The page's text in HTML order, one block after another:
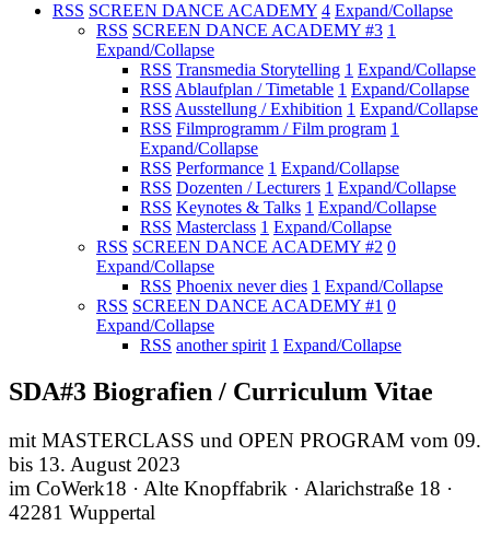
RSS SCREEN DANCE ACADEMY 4 Expand/Collapse
RSS SCREEN DANCE ACADEMY #3 1
Expand/Collapse
RSS Transmedia Storytelling 1 Expand/Collapse
RSS Ablaufplan / Timetable 1 Expand/Collapse
RSS Ausstellung / Exhibition 1 Expand/Collapse
RSS Filmprogramm / Film program 1
Expand/Collapse
RSS Performance 1 Expand/Collapse
RSS Dozenten / Lecturers 1 Expand/Collapse
RSS Keynotes & Talks 1 Expand/Collapse
RSS Masterclass 1 Expand/Collapse
RSS SCREEN DANCE ACADEMY #2 0
Expand/Collapse
RSS Phoenix never dies 1 Expand/Collapse
RSS SCREEN DANCE ACADEMY #1 0
Expand/Collapse
RSS another spirit 1 Expand/Collapse
SDA#3 Biografien / Curriculum Vitae
mit MASTERCLASS und OPEN PROGRAM vom 09.
bis 13. August 2023
im CoWerk18 · Alte Knopffabrik · Alarichstraße 18 ·
42281 Wuppertal